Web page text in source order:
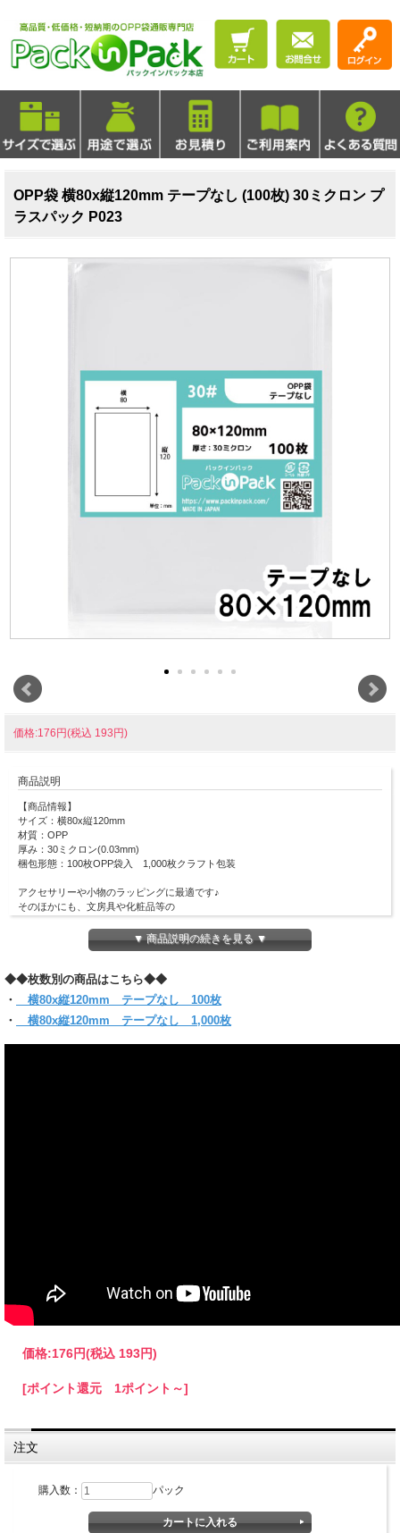
OPP袋 横80x縦120mm テープなし (100枚) 30ミクロン プ
ラスパック P023
価格:176円(税込 193円)
商品説明
【商品情報】
サイズ：横80x縦120mm
材質：OPP
厚み：30ミクロン(0.03mm)
梱包形態：100枚OPP袋入 1,000枚クラフト包装
アクセサリーや小物のラッピングに最適です♪
そのほかにも、文房具や化粧品等の
ピッタリ・スリムなラッピングにも適しています！
(お入れになりたい商品によっては入らない場合もございますので、 サイズをお確
【クリックポスト対象商品】
●クリックポスト対象商品で、サイズ横25x縦34ｘ厚さ3cmのパッケージに収まる
分量
▼ 商品説明の続きを見る ▼
◆◆枚数別の商品はこちら◆◆
・
横80x縦120mm テープなし 100枚
・
横80x縦120mm テープなし 1,000枚
価格:176円(税込 193円)
[ポイント還元 1ポイント～]
注文
購入数： パック